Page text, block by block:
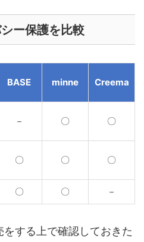
ー保護を比較
BASE minne Creema
－ 〇 〇
〇 〇 〇
〇 〇 －
する上で確認しておきた